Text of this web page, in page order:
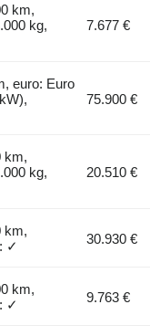
km,
kg,
7.677 €
euro: Euro
75.900 €
km,
kg,
20.510 €
km,
✓
30.930 €
km,
✓
9.763 €